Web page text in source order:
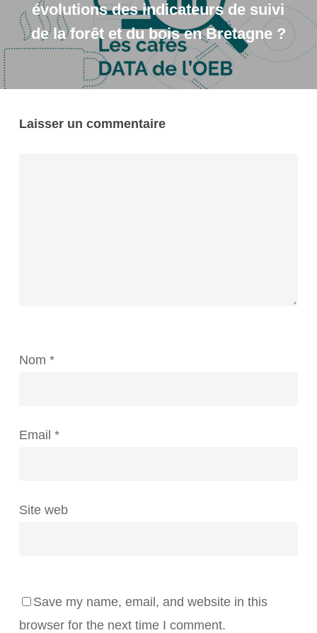
évolutions des indicateurs de suivi
de la forêt et du bois en Bretagne ?
Laisser un commentaire
Nom *
Email *
Site web
Save my name, email, and website in this
browser for the next time I comment.